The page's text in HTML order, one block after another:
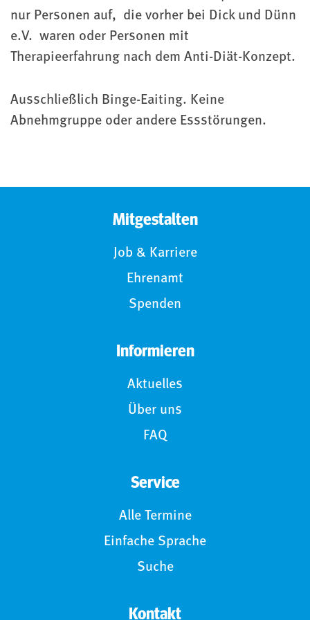
nur Personen auf, die vorher bei Dick und Dünn
e.V. waren oder Personen mit
Therapieerfahrung nach dem Anti-Diät-Konzept.
Ausschließlich Binge-Eaiting. Keine
Abnehmgruppe oder andere Essstörungen.
Mitgestalten
Job & Karriere
Ehrenamt
Spenden
Informieren
Aktuelles
Über uns
FAQ
Service
Alle Termine
Einfache Sprache
Suche
Kontakt